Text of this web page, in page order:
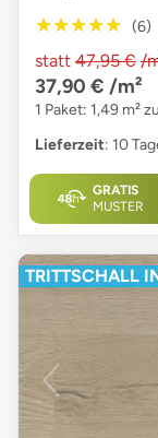
★★★★★
★★★★★ (6)
statt 47,95 € /
37,90 € /m²
1 Paket: 1,49 m²
Lieferzeit: 10
GRATIS
MUSTER
TRITTSCHALL